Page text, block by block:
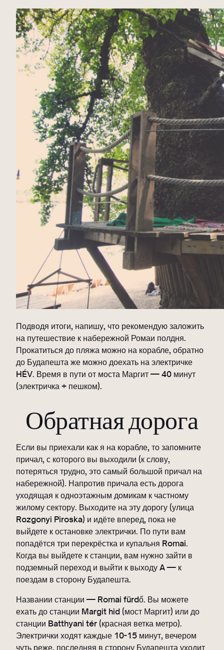
Подводя итоги, напишу, что рекомендую заложить
на путешествие к набережной Ромаи полдня.
Прокатиться до пляжа можно на корабле, обратно
до Будапешта же можно доехать на электричке
HÉV. Время в пути от моста Маргит — 40 минут
(электричка + пешком).
Обратная дорога
Если вы приехали как я на корабле, то запомните
причал, с которого вы выходили (к слову,
потеряться трудно, это самый большой причал на
набережной). Напротив причала есть дорога
уходящая к одноэтажным домикам к частному
жилому сектору. Выходите на эту дорогу (улица
Rozgonyi Piroska) и идёте вперед, пока не
выйдете к остановке электрички. По пути вам
попадётся три перекрёстка и купальня Romai.
Когда вы выйдете к станции, вам нужно зайти в
подземный переход и выйти к выходу A — к
поездам в сторону Будапешта.
Названии станции — Romai fürdő. Вы можете
ехать до станции Margit hid (мост Маргит) или до
станции Batthyani tér (красная ветка метро).
Электрички ходят каждые 10-15 минут, вечером
чуть реже, последняя в сторону Будапешта уходит